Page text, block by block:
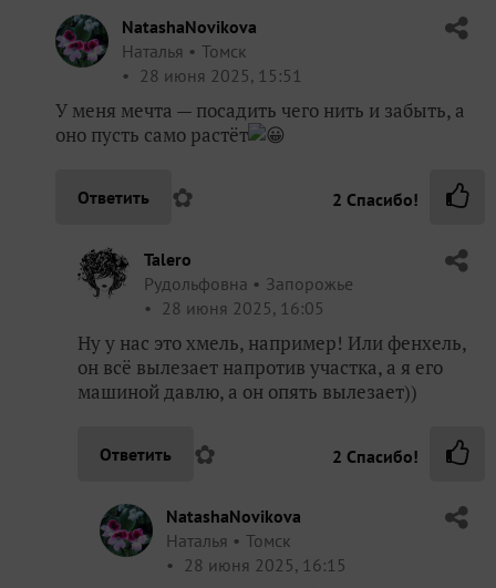
28 июня 2025, 16:05
Ну у нас это хмель, например! Или фенхель,
он всё вылезает напротив участка, а я его
машиной давлю, а он опять вылезает))
Наталья
28 июня 2025, 16:15
Не убиваемые растюхи
Ответить ✿ 2Спасибо!
Пожалуйста, оставьте комментарий